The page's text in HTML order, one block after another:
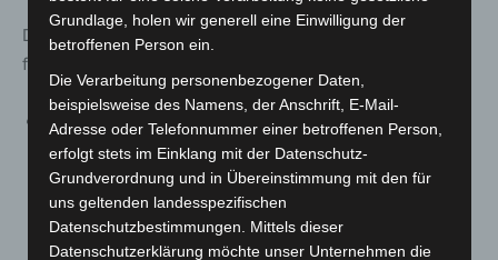
Die Johanniter geben unter anderem folgende Hinweise
für den Umgang mit großer Hitze:
Verhalten bei Hitze:Anstrengende Tätigkeiten
möglichst vermeiden, kühle und schattige Orte
aufsuchen und über den Tag verteilt zwei bis drei
Liter Flüssigkeit wie Wasser oder ungesüßten Tee
trinken.
Grundlage, holen wir generell eine Einwilligung der
betroffenen Person ein.
Die Verarbeitung personenbezogener Daten,
beispielsweise des Namens, der Anschrift, E-Mail-
Adresse oder Telefonnummer einer betroffenen Person,
erfolgt stets im Einklang mit der Datenschutz-
Grundverordnung und in Übereinstimmung mit den für
uns geltenden landesspezifischen
Datenschutzbestimmungen. Mittels dieser
Datenschutzerklärung möchte unser Unternehmen die